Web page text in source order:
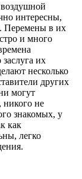
интересны,
Перемены в их
и много
их
несколько
других
могут
никого не
знакомых, у
как
легко